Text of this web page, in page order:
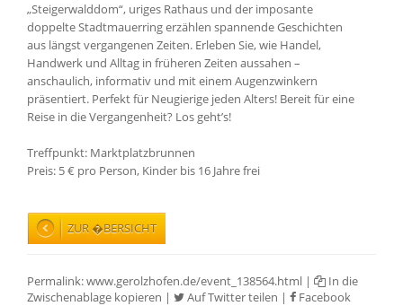
„Steigerwalddom“, uriges Rathaus und der imposante
doppelte Stadtmauerring erzählen spannende Geschichten
aus längst vergangenen Zeiten. Erleben Sie, wie Handel,
Handwerk und Alltag in früheren Zeiten aussahen –
anschaulich, informativ und mit einem Augenzwinkern
präsentiert. Perfekt für Neugierige jeden Alters! Bereit für eine
Reise in die Vergangenheit? Los geht’s!
Treffpunkt: Marktplatzbrunnen
Preis: 5 € pro Person, Kinder bis 16 Jahre frei
ZUR �BERSICHT
Permalink:www.gerolzhofen.de/event_138564.html |
In die
Zwischenablage kopieren | Auf Twitter teilen | Facebook